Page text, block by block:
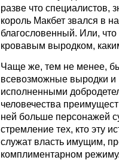
разве что специалистов,
король Макбет звался в
благословенный. Или,
кровавым выродком,
Чаще же, тем не менее,
всевозможные выродки и
исполненными
человечества
ней больше персонажей
стремление тех, кто эту
служат власть имущим,
комплиментарном